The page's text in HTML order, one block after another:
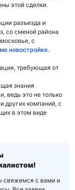
этой сделки.
разъезда и
со сменой района
с
новостройке.
требующая от
знания
ведь это не только
других компаний, с
в этом виде
свяжемся с вами и